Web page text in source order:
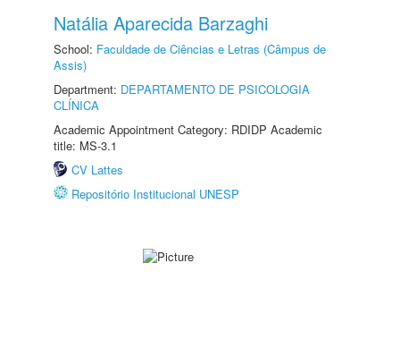
Natália Aparecida Barzaghi
School: Faculdade de Ciências e Letras (Câmpus de
Assis)
Department: DEPARTAMENTO DE PSICOLOGIA
CLÍNICA
Academic Appointment Category: RDIDP Academic
title: MS-3.1
CV Lattes
Repositório Institucional UNESP